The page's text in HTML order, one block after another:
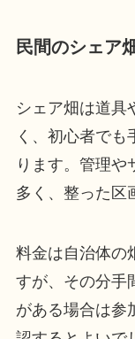
民間のシェア
シェア畑は道具
く、初心者でも
ります。管理や
多く、整った区
料金は自治体の
すが、その分手
がある場合は参